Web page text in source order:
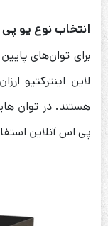
انتخاب نوع یو پی
برای توان‌های
لاین اینترکتیو
پی اس آنلاین